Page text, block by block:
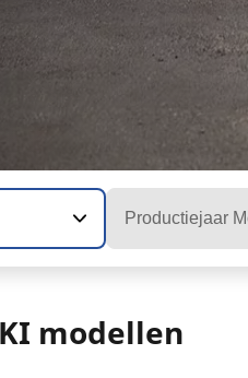
Productiejaar
modellen